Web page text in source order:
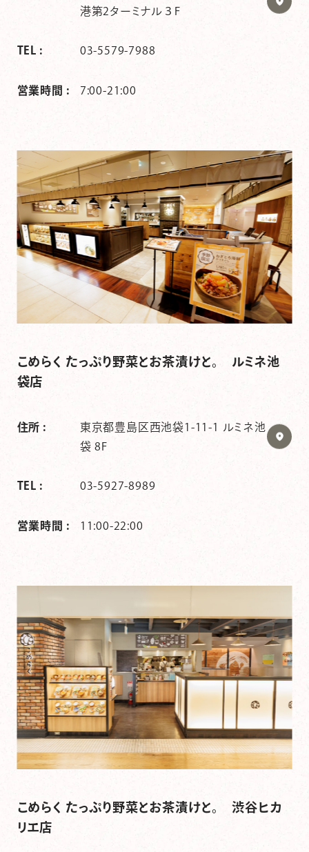
港第2ターミナル３F
TEL : 03-5579-7988
営業時間 : 7:00-21:00
こめらく たっぷり野菜とお茶漬けと。 ルミネ池
袋店
住所 :
東京都豊島区西池袋1-11-1 ルミネ池
袋 8F
TEL : 03-5927-8989
営業時間 : 11:00-22:00
こめらく たっぷり野菜とお茶漬けと。 渋谷ヒカ
リエ店